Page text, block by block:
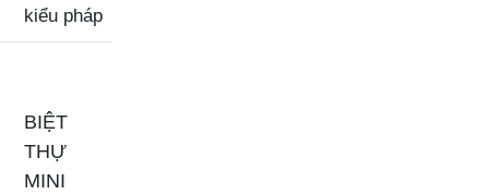
kiểu pháp
BIỆT
THỰ
MINI